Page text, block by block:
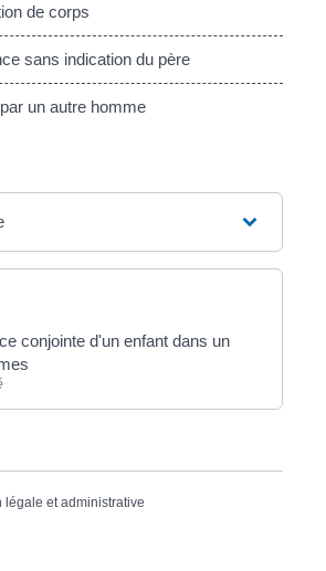
de corps
sans indication du père
un autre homme
conjointe d'un enfant dans un
légale et administrative